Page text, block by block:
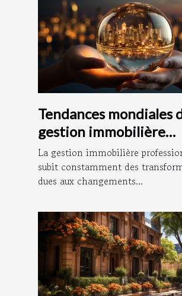
Tendances mondiales
gestion immobilière
professionnelle
La gestion immobilière
subit constamment des
dues aux changements...